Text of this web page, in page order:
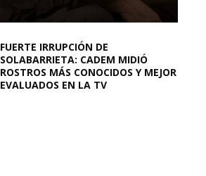
FUERTE IRRUPCIÓN DE
SOLABARRIETA: CADEM MIDIÓ
ROSTROS MÁS CONOCIDOS Y MEJOR
EVALUADOS EN LA TV